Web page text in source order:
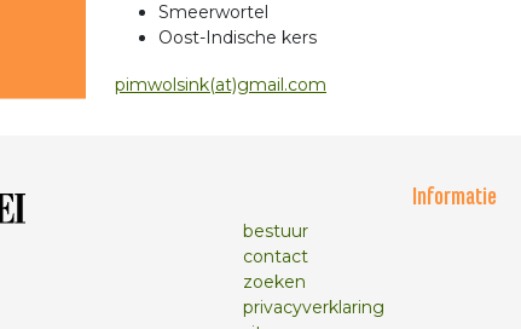
Smeerwortel
Oost-Indische kers
pimwolsink(at)gmail.com
Informatie
bestuur
contact
zoeken
privacyverklaring